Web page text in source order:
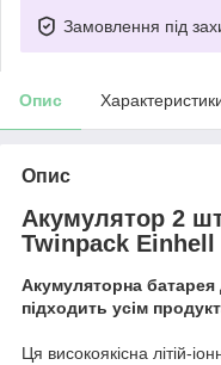
Замовлення під
Опис
Опис
Акумулятор 2
Twinpack Einhell
Акумуляторна
підходить усім
Ця високоякісна літій-